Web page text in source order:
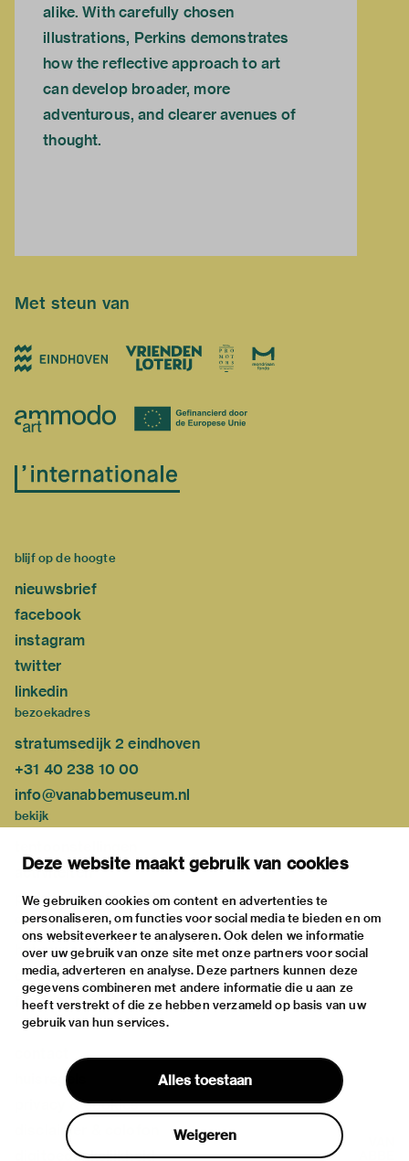
Deze website maakt gebruik van cookies
We gebruiken cookies om content en advertenties te
personaliseren, om functies voor social media te bieden en om
ons websiteverkeer te analyseren. Ook delen we informatie
over uw gebruik van onze site met onze partners voor social
media, adverteren en analyse. Deze partners kunnen deze
gegevens combineren met andere informatie die u aan ze
heeft verstrekt of die ze hebben verzameld op basis van uw
gebruik van hun services.
Alles toestaan
Weigeren
alike. With carefully chosen
illustrations, Perkins demonstrates
how the reflective approach to art
can develop broader, more
adventurous, and clearer avenues of
thought.
Met steun van
blijf op de hoogte
nieuwsbrief
facebook
instagram
twitter
linkedin
bezoekadres
stratumsedijk 2 eindhoven
+31 40 238 10 00
info@vanabbemuseum.nl
bekijk
activiteiten
praktische informatie
over
het museum
de collectie
fondsen & partners
huisregels
privacy & cookies
disclaimer & colofon
digitoegankelijkheid